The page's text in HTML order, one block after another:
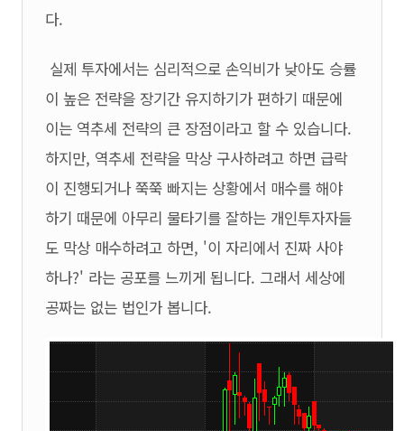
다.
실제 투자에서는 심리적으로 손익비가 낮아도 승률
이 높은 전략을 장기간 유지하기가 편하기 때문에
이는 역추세 전략의 큰 장점이라고 할 수 있습니다.
하지만, 역추세 전략을 막상 구사하려고 하면 급락
이 진행되거나 쭉쭉 빠지는 상황에서 매수를 해야
하기 때문에 아무리 물타기를 잘하는 개인투자자들
도 막상 매수하려고 하면, '이 자리에서 진짜 사야
하나?' 라는 공포를 느끼게 됩니다. 그래서 세상에
공짜는 없는 법인가 봅니다.